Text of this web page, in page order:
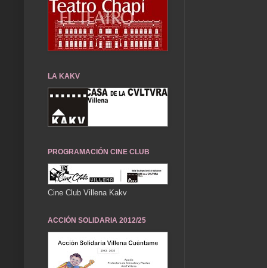
LA KAKV
PROGRAMACIÓN CINE CLUB
Cine Club Villena Kakv
ACCIÓN SOLIDARIA 2012/25